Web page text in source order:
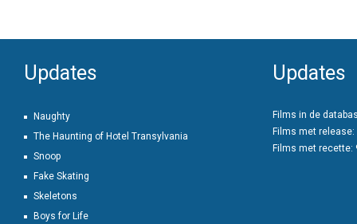
Updates
Naughty
The Haunting of Hotel Transylvania
Snoop
Fake Skating
Skeletons
Boys for Life
Updates
Films in de
Films met release:
Films met recette: